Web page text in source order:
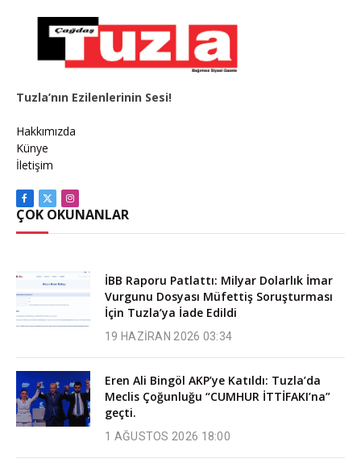
Tuzla’nın Ezilenlerinin Sesi!
Hakkımızda
Künye
İletişim
Facebook
X
(Twitter)
Instagram
ÇOK OKUNANLAR
İBB Raporu Patlattı: Milyar Dolarlık İmar
Vurgunu Dosyası Müfettiş Soruşturması
İçin Tuzla’ya İade Edildi
19 HAZIRAN 2026 03:34
Eren Ali Bingöl AKP’ye Katıldı: Tuzla’da
Meclis Çoğunluğu “CUMHUR İTTİFAKI’na”
geçti.
1 AĞUSTOS 2026 18:00